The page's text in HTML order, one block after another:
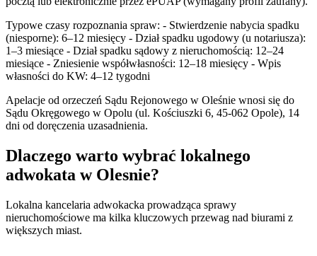
Typowe czasy rozpoznania spraw: - Stwierdzenie nabycia spadku
(niesporne): 6–12 miesięcy - Dział spadku ugodowy (u notariusza):
1–3 miesiące - Dział spadku sądowy z nieruchomością: 12–24
miesiące - Zniesienie współwłasności: 12–18 miesięcy - Wpis
własności do KW: 4–12 tygodni
Apelacje od orzeczeń Sądu Rejonowego w Oleśnie wnosi się do
Sądu Okręgowego w Opolu (ul. Kościuszki 6, 45-062 Opole), 14
dni od doręczenia uzasadnienia.
Dlaczego warto wybrać lokalnego
adwokata w Olesnie?
Lokalna kancelaria adwokacka prowadząca sprawy
nieruchomościowe ma kilka kluczowych przewag nad biurami z
większych miast.